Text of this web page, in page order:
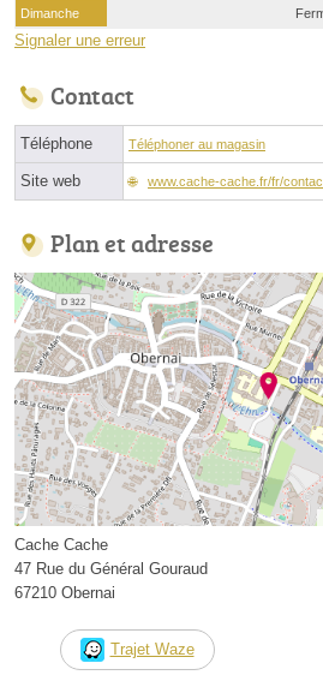
Dimanche
Signaler une erreur
Contact
Téléphone Téléphoner au magasin
Site web www.cache-cache.fr/fr/
Plan et adresse
Cache Cache
47 Rue du Général Gouraud
67210 Obernai
Trajet Waze